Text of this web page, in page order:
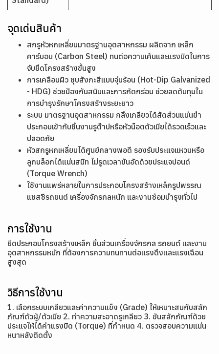
จุดเด่นสินค้า
สกรูหัวหกเหลี่ยมมาตรฐานอุตสาหกรรม ผลิตจาก เหล็ก
คาร์บอน (Carbon Steel) ทนต่อความเค้นและแรงบิดในการ
จับยึดโครงสร้างขั้นสูง
การเคลือบผิว ชุบสังกะสีแบบจุ่มร้อน (Hot-Dip Galvanized
- HDG) ช่วยป้องกันสนิมและการกัดกร่อน ช่วยลดต้นทุนใน
การบำรุงรักษาโครงสร้างระยะยาว
ระบบ มาตรฐานอุตสาหกรรม กลึงเกลียวได้สัดส่วนแม่นยำ
ประกอบเข้ากับชิ้นงานรูต๊าปหรือหัวน็อตตัวเมียได้รวดเร็วและ
ปลอดภัย
หัวสกรูหกเหลี่ยมได้ศูนย์กลางพอดี รองรับประแจแหวนหรือ
ลูกบล็อกได้แน่นสนิท ไม่รูดเวลาขันอัดด้วยประแจปอนด์
(Torque Wrench)
ใช้งานแพร่หลายในการประกอบโครงสร้างเหล็กรูปพรรณ
แชสซีรถยนต์ เครื่องจักรกลหนัก และงานซ่อมบำรุงทั่วไป
การใช้งาน
ยึดประกอบโครงสร้างเหล็ก ชิ้นส่วนเครื่องจักรกล รถยนต์ และงาน
อุตสาหกรรมหนัก ที่ต้องการความทนทานต่อแรงดึงและแรงเฉือน
สูงสุด
วิธีการใช้งาน
1. เลือกระบบเกลียวและค่าความแข็ง (Grade) ให้เหมาะสมกับสลัก
ภัณฑ์ตัวผู้/ตัวเมีย 2. ทำความสะอาดรูเกลียว 3. ขันสลักภัณฑ์ด้วย
ประแจให้ได้ค่าแรงบิด (Torque) ที่กำหนด 4. ตรวจสอบความแน่น
หนาหลังติดตั้ง